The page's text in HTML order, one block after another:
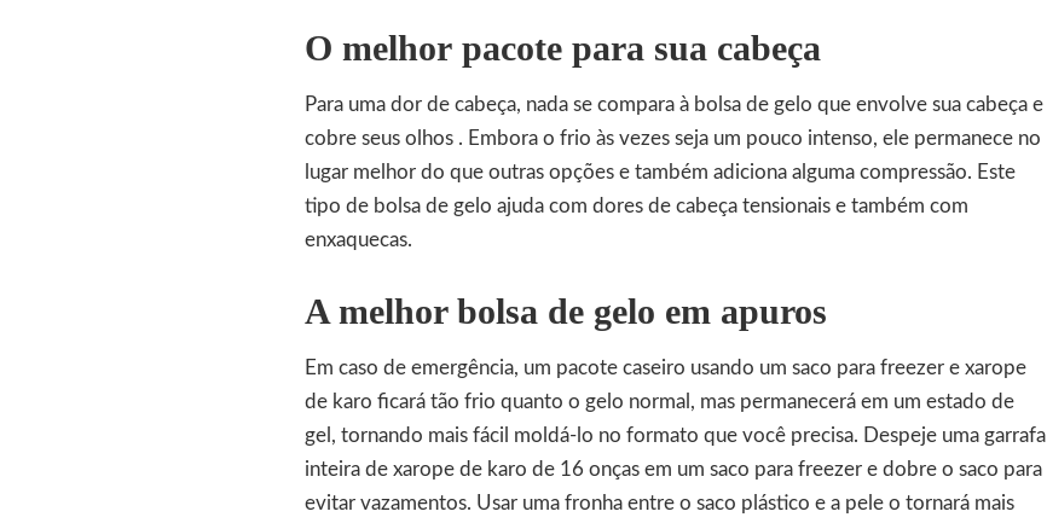
O melhor pacote para sua cabeça
Para uma dor de cabeça, nada se compara à bolsa de gelo que envolve sua cabeça e
cobre seus olhos . Embora o frio às vezes seja um pouco intenso, ele permanece no
lugar melhor do que outras opções e também adiciona alguma compressão. Este
tipo de bolsa de gelo ajuda com dores de cabeça tensionais e também com
enxaquecas.
A melhor bolsa de gelo em apuros
Em caso de emergência, um pacote caseiro usando um saco para freezer e xarope
de karo ficará tão frio quanto o gelo normal, mas permanecerá em um estado de
gel, tornando mais fácil moldá-lo no formato que você precisa. Despeje uma garrafa
inteira de xarope de karo de 16 onças em um saco para freezer e dobre o saco para
evitar vazamentos. Usar uma fronha entre o saco plástico e a pele o tornará mais